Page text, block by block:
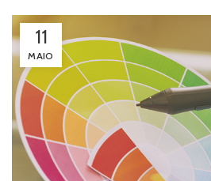
11
MAIO